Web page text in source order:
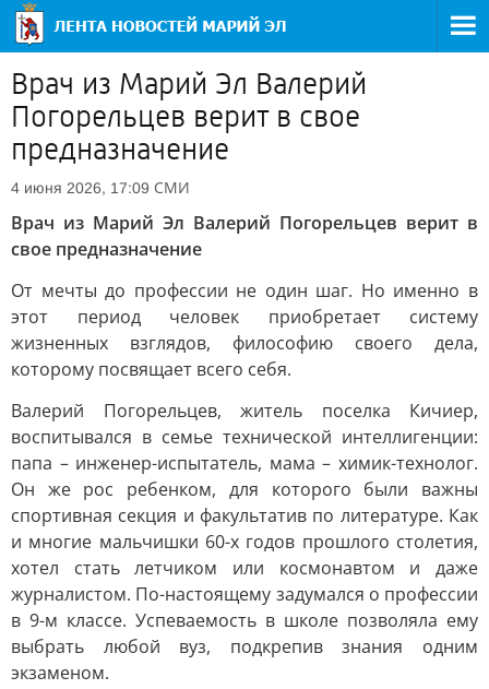
Врач из Марий Эл Валерий
Погорельцев верит в свое
предназначение
4 июня 2026, 17:09 СМИ
Врач из Марий Эл Валерий Погорельцев верит в
свое предназначение
От мечты до профессии не один шаг. Но именно в
этот период человек приобретает систему
жизненных взглядов, философию своего дела,
которому посвящает всего себя.
Валерий Погорельцев, житель поселка Кичиер,
воспитывался в семье технической интеллигенции:
папа – инженер-испытатель, мама – химик-технолог.
Он же рос ребенком, для которого были важны
спортивная секция и факультатив по литературе. Как
и многие мальчишки 60-х годов прошлого столетия,
хотел стать летчиком или космонавтом и даже
журналистом. По-настоящему задумался о профессии
в 9-м классе. Успеваемость в школе позволяла ему
выбрать любой вуз, подкрепив знания одним
экзаменом.